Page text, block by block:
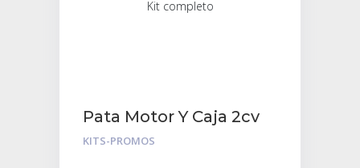
Pata Motor Y Caja 2cv
3cv Mehari- Kit
KITS-PROMOS